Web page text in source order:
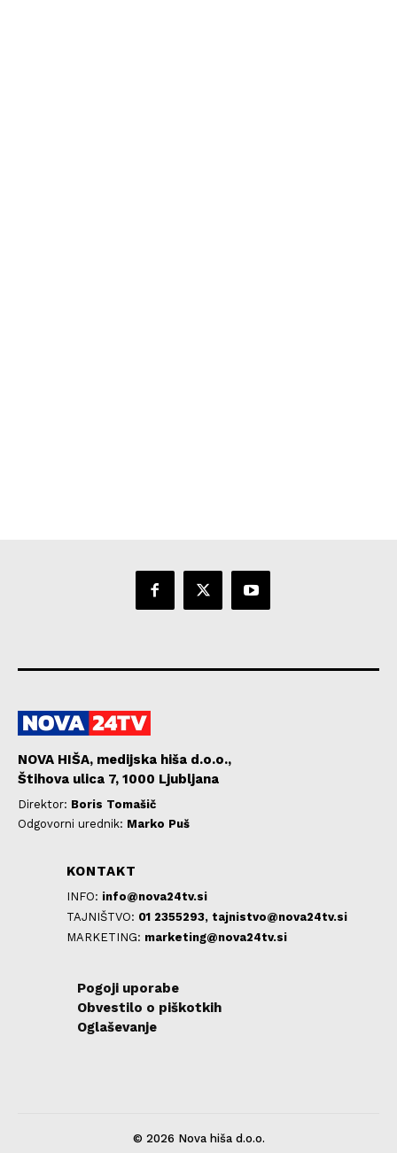
NOVA HIŠA, medijska hiša d.o.o.,
Štihova ulica 7, 1000 Ljubljana
Direktor: Boris Tomašič
Odgovorni urednik: Marko Puš
KONTAKT
INFO: info@nova24tv.si
TAJNIŠTVO: 01 2355293, tajnistvo@nova24tv.si
MARKETING: marketing@nova24tv.si
Pogoji uporabe
Obvestilo o piškotkih
Oglaševanje
© 2026 Nova hiša d.o.o.